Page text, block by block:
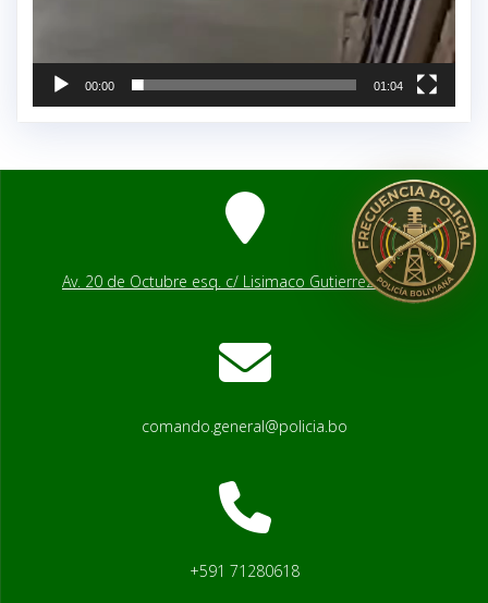
00:00 01:04
Av. 20 de Octubre esq. c/ Lisimaco Gutierrez # 2541
comando.general@policia.bo
+591 71280618